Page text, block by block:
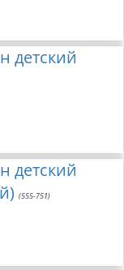
детский
детский
(555-751)